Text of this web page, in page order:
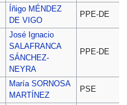
Íñigo MÉNDEZ
DE VIGO
PPE-DE
José Ignacio
SALAFRANCA
SÁNCHEZ-
NEYRA
PPE-DE
María SORNOSA
MARTÍNEZ
PSE